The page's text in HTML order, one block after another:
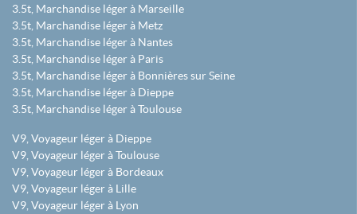
3.5t, Marchandise léger à Marseille
3.5t, Marchandise léger à Metz
3.5t, Marchandise léger à Nantes
3.5t, Marchandise léger à Paris
3.5t, Marchandise léger à Bonnières sur Seine
3.5t, Marchandise léger à Dieppe
3.5t, Marchandise léger à Toulouse
V9, Voyageur léger à Dieppe
V9, Voyageur léger à Toulouse
V9, Voyageur léger à Bordeaux
V9, Voyageur léger à Lille
V9, Voyageur léger à Lyon